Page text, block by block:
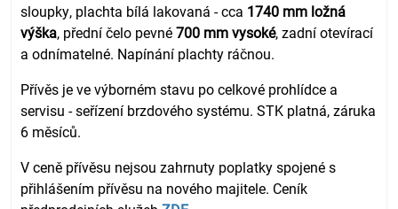
sloupky, plachta bílá lakovaná - cca 1740 mm ložná
výška, přední čelo pevné700 mm vysoké, zadní otevírací
a odnímatelné. Napínání plachty ráčnou.
Přívěs je ve výborném stavu po celkové prohlídce a
servisu - seřízení brzdového systému. STK platná, záruka
6 měsíců.
V ceně přívěsu nejsou zahrnuty poplatky spojené s
přihlášením přívěsu na nového majitele. Ceník